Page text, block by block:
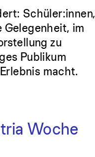
Schüler:innen,
im
zu
Publikum
macht.
Woche